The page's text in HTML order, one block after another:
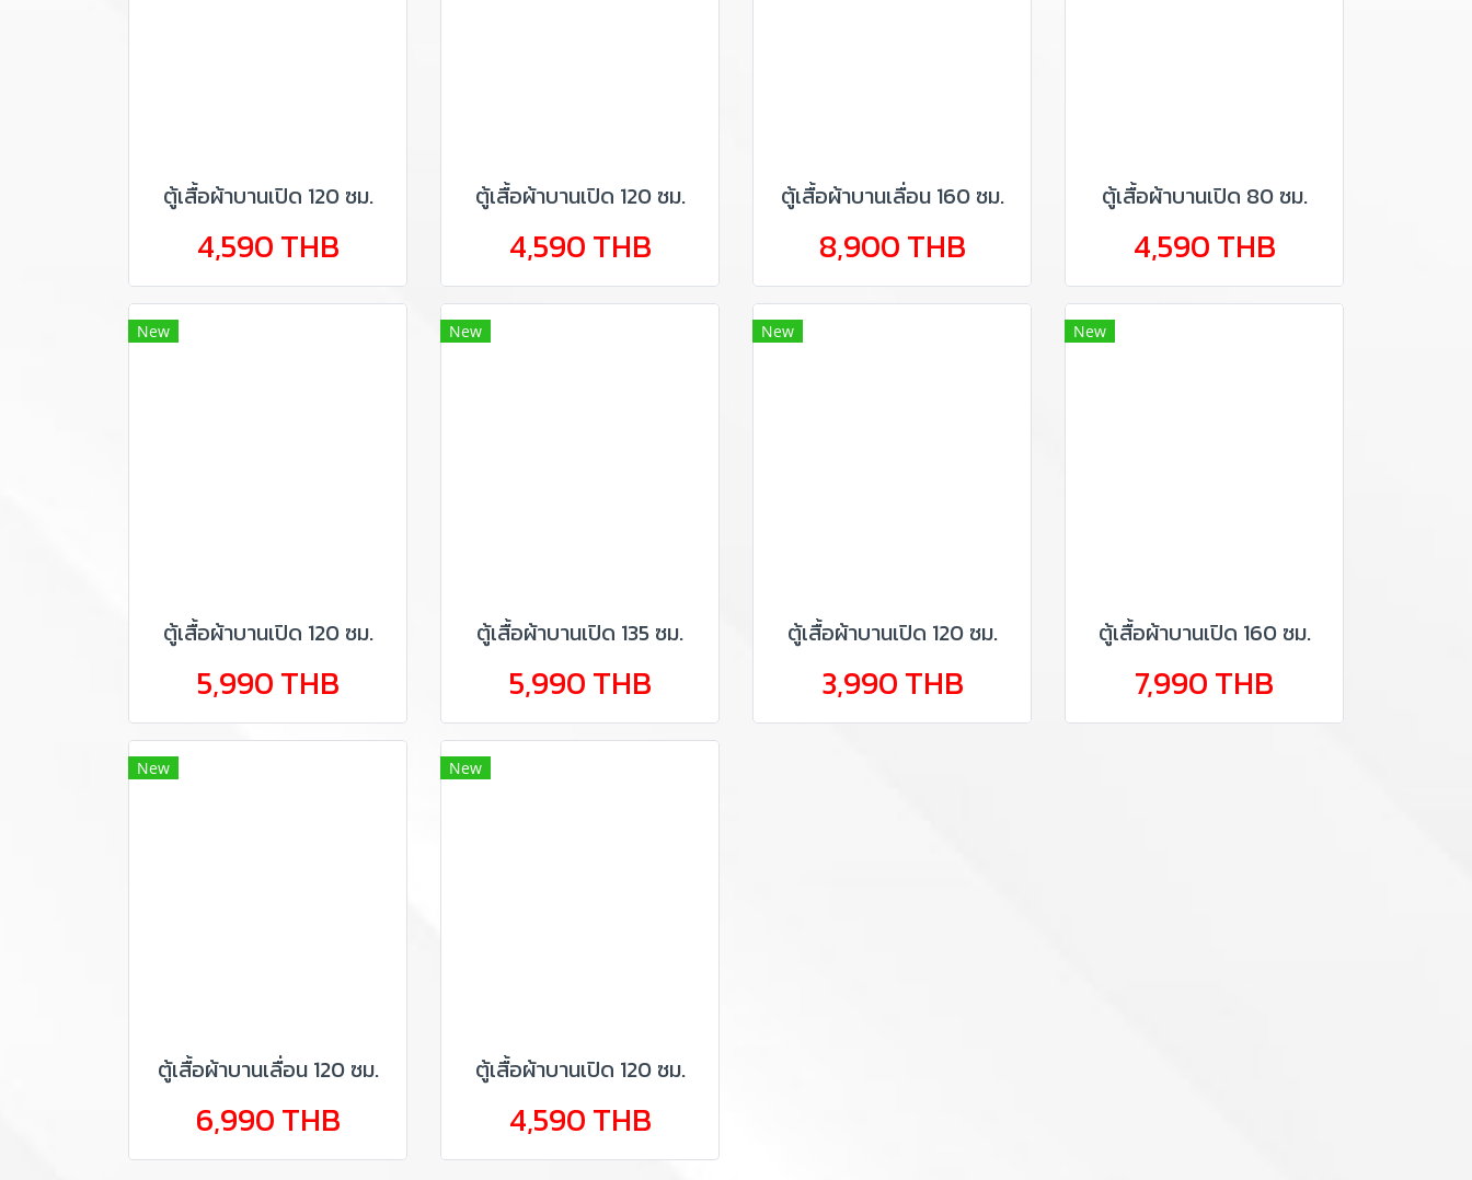
ตู้เสื้อผ้าบานเปิด 120 ซม.
4,590 THB
ตู้เสื้อผ้าบานเปิด 120 ซม.
4,590 THB
ตู้เสื้อผ้าบานเลื่อน 160 ซม.
8,900 THB
ตู้เสื้อผ้าบานเปิด 80 ซม.
4,590 THB
New
ตู้เสื้อผ้าบานเปิด 120 ซม.
5,990 THB
New
ตู้เสื้อผ้าบานเปิด 135 ซม.
5,990 THB
New
ตู้เสื้อผ้าบานเปิด 120 ซม.
3,990 THB
New
ตู้เสื้อผ้าบานเปิด 160 ซม.
7,990 THB
New
ตู้เสื้อผ้าบานเลื่อน 120 ซม.
6,990 THB
New
ตู้เสื้อผ้าบานเปิด 120 ซม.
4,590 THB